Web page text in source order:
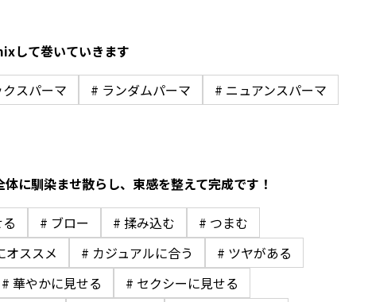
して巻いていきます
スパーマ # ランダムパーマ # ニュアンスパーマ
に馴染ませ散らし、束感を整えて完成です！
# ブロー # 揉み込む
# つまむ
オススメ # カジュアルに合う
# ツヤがある
# 華やかに見せる
# セクシーに見せる